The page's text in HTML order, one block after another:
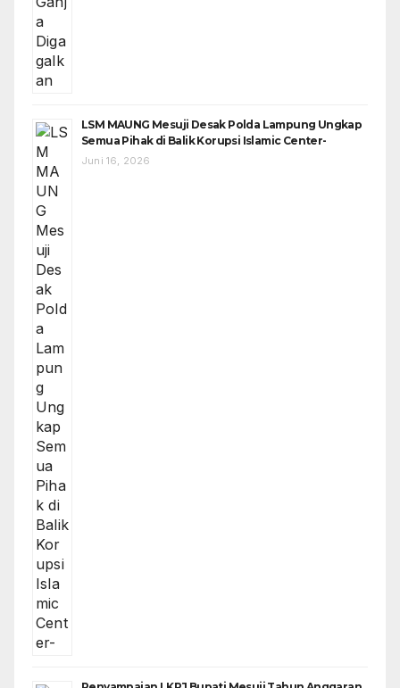
LSM MAUNG Mesuji Desak Polda Lampung Ungkap
Semua Pihak di Balik Korupsi Islamic Center-
Juni 16, 2026